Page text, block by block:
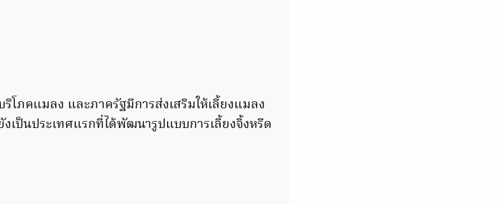
โภคแมลง และภาครัฐมีการส่งเสริมให้เลี้ยงแมลง
เป็นประเทศแรกที่ได้พัฒนารูปแบบการเลี้ยงจิ้งหรีด